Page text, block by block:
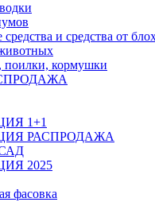
и средства от
кормушки
1+1
РАСПРОДАЖА
2025
фасовка